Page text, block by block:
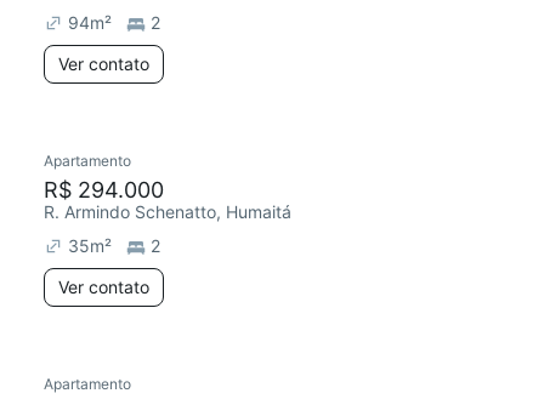
94m²
2
Ver contato
Apartamento
R$ 294.000
R. Armindo Schenatto, Humaitá
35m²
2
Ver contato
Apartamento